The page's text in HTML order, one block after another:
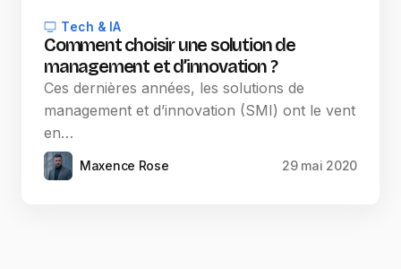
Tech & IA
Comment choisir une solution de
management et d’innovation ?
Ces dernières années, les solutions de
management et d’innovation (SMI) ont le vent
en…
Maxence Rose 29 mai 2020